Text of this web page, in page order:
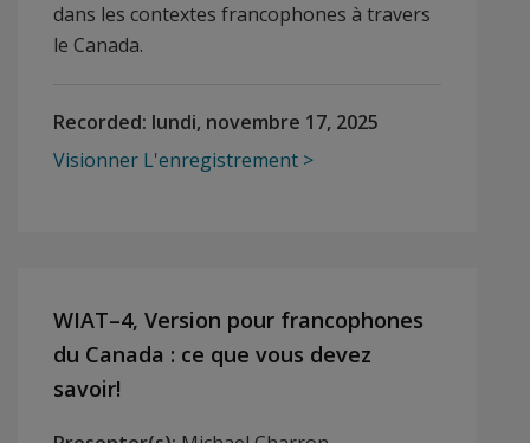
dans les contextes francophones à travers
le Canada.
Recorded: lundi, novembre 17, 2025
Visionner L'enregistrement
WIAT–4, Version pour francophones
du Canada : ce que vous devez
savoir!